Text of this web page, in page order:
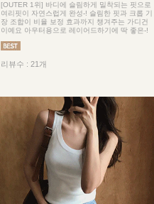
[OUTER 1위] 바디에 슬림하게 밀착되는 핏으로
여리핏이 자연스럽게 완성-! 슬림한 핏과 크롭 기
장 조합이 비율 보정 효과까지 챙겨주는 가디건
이예요 아우터용으로 레이어드하기에 딱 좋은-!
리뷰수 : 21개